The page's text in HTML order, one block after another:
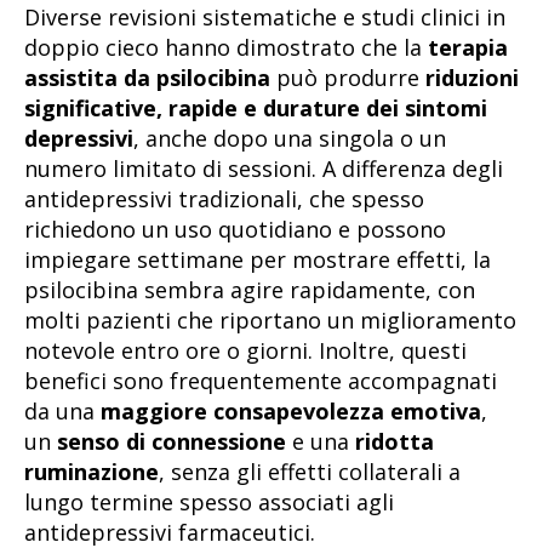
Diverse revisioni sistematiche e studi clinici in
doppio cieco hanno dimostrato che la terapia
assistita da psilocibina può produrre riduzioni
significative, rapide e durature dei sintomi
depressivi, anche dopo una singola o un
numero limitato di sessioni. A differenza degli
antidepressivi tradizionali, che spesso
richiedono un uso quotidiano e possono
impiegare settimane per mostrare effetti, la
psilocibina sembra agire rapidamente, con
molti pazienti che riportano un miglioramento
notevole entro ore o giorni. Inoltre, questi
benefici sono frequentemente accompagnati
da una maggiore consapevolezza emotiva,
un senso di connessione e una ridotta
ruminazione, senza gli effetti collaterali a
lungo termine spesso associati agli
antidepressivi farmaceutici.